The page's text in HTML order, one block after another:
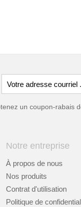
un coupon-rabais
Notre entreprise
À propos de nous
Nos produits
Contrat d'utilisation
Politique de